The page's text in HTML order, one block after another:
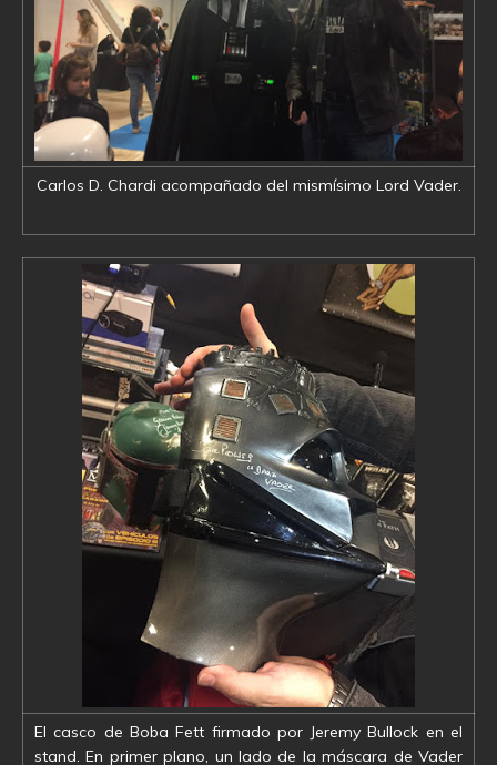
Carlos D. Chardi acompañado del mismísimo Lord Vader.
El casco de Boba Fett firmado por Jeremy Bullock en el
stand. En primer plano, un lado de la máscara de Vader